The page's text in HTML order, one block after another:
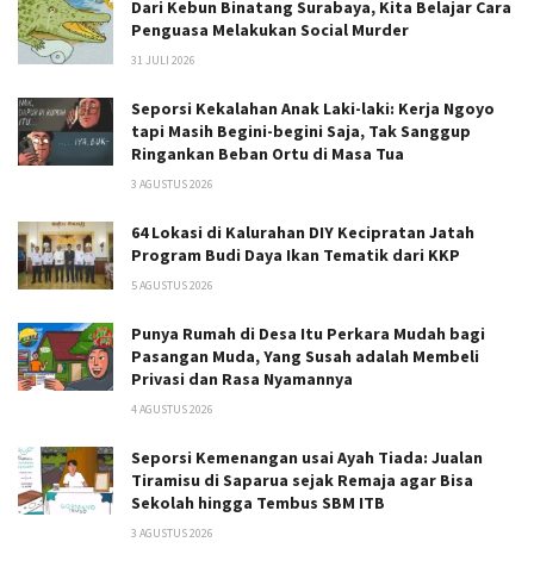
Dari Kebun Binatang Surabaya, Kita Belajar Cara
Penguasa Melakukan Social Murder
31 JULI 2026
Seporsi Kekalahan Anak Laki-laki: Kerja Ngoyo
tapi Masih Begini-begini Saja, Tak Sanggup
Ringankan Beban Ortu di Masa Tua
3 AGUSTUS 2026
64 Lokasi di Kalurahan DIY Kecipratan Jatah
Program Budi Daya Ikan Tematik dari KKP
5 AGUSTUS 2026
Punya Rumah di Desa Itu Perkara Mudah bagi
Pasangan Muda, Yang Susah adalah Membeli
Privasi dan Rasa Nyamannya
4 AGUSTUS 2026
Seporsi Kemenangan usai Ayah Tiada: Jualan
Tiramisu di Saparua sejak Remaja agar Bisa
Sekolah hingga Tembus SBM ITB
3 AGUSTUS 2026